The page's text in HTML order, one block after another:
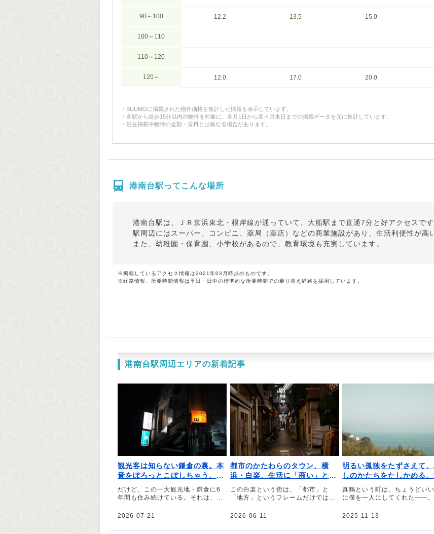
90～100 12.2 13.5 15.0
100～110
110～120
120～ 12.0 17.0 20.0
SUUMOに掲載された物件価格を集計した情報を表示しています。
各駅から徒歩15分以内の物件を対象に、各月1日から翌々月末日までの掲載データを元に集計しています。
現在掲載中物件の金額・賃料とは異なる場合があります。
港南台駅ってこんな場所
港南台駅は、ＪＲ京浜東北・根岸線が通っていて、大船駅まで直通7分と好アクセスです
駅周辺にはスーパー、コンビニ、薬局（薬店）などの商業施設があり、生活利便性が高
また、幼稚園・保育園、小学校があるので、教育環境も充実しています。
※掲載しているアクセス情報は2021年03月時点のものです。
※経路情報、所要時間情報は平日・日中の標準的な所要時間での乗り換え経路を採用しています。
港南台駅周辺エリアの新着記事
観光客は知らない鎌倉の裏。本
音をぽろっとこぼしちゃう、う
かつな街｜文・おさつ（フォト
ライター）
だけど、この一大観光地・鎌倉に6
年間も住み続けている。それは、こ
らだ――。そう話すのは、フォトラ
ママになりたい」と飛び込んでみて
2026-07-21
都市のかたわらのタウン、横
浜・白楽。生活に「商い」と
「カルチャー」がカオスに根付
く街｜文・小池真幸
この白楽という街は、「都市」と
「地方」というフレームだけでは見
方だと言える――。そう話すのは、
を押されて辿り着き、自分のお店を
2026-06-11
明るい孤独をたずさえて
しのかたちをたしかめる
とつづく真鶴の日々。｜文
もとしゅうへい（作家）
真鶴という町は、ちょうどい
に僕を一人にしてくれた――
さん。22歳の時に「生活をは
した真鶴について、当時の瑞
2025-11-13